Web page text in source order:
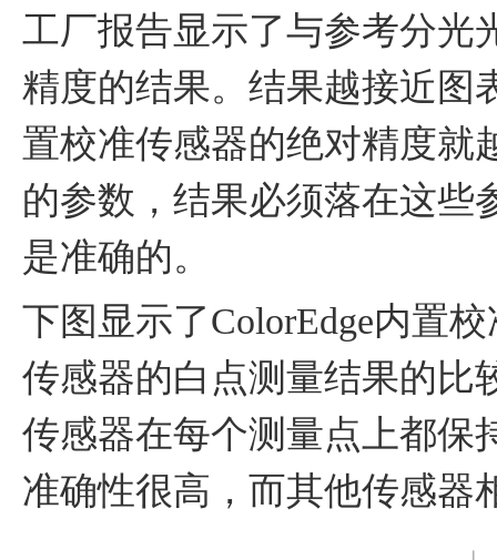
工厂报告显示了与参考分光
精度的结果。结果越接近图
置校准传感器的绝对精度就
的参数，结果必须落在这些
是准确的。
下图显示了ColorEdge内置
传感器的白点测量结果的比
传感器在每个测量点上都保
准确性很高，而其他传感器